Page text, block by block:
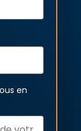
en